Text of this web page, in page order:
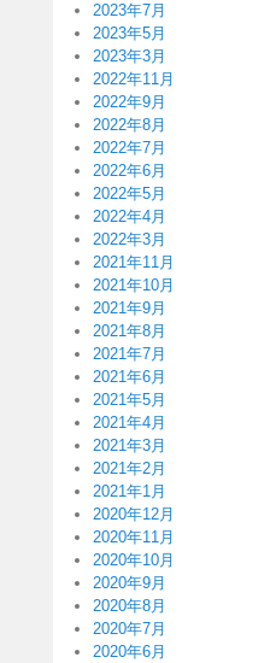
2023年7月
2023年5月
2023年3月
2022年11月
2022年9月
2022年8月
2022年7月
2022年6月
2022年5月
2022年4月
2022年3月
2021年11月
2021年10月
2021年9月
2021年8月
2021年7月
2021年6月
2021年5月
2021年4月
2021年3月
2021年2月
2021年1月
2020年12月
2020年11月
2020年10月
2020年9月
2020年8月
2020年7月
2020年6月